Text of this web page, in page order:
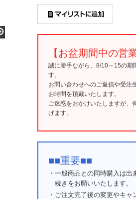
【お盆期間中の営
誠に勝手ながら、8/10～15の期
す。
お問い合わせへのご返信や受注
お時間を頂戴いたします。
ご迷惑をおかけいたしますが、
げます。
■■重要■■
・一般商品との同時購入は
続きをお願いいたします。
・ご注文完了後の変更やキャ